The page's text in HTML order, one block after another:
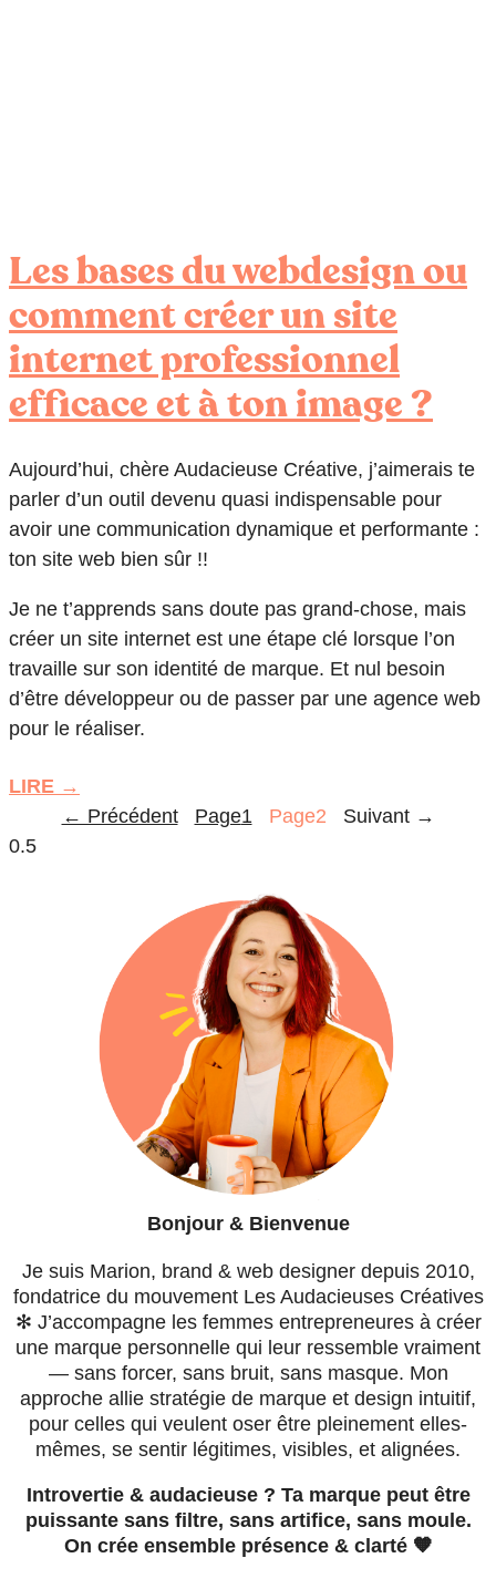
Les bases du webdesign ou
comment créer un site
internet professionnel
efficace et à ton image ?
Aujourd’hui, chère Audacieuse Créative, j’aimerais te
parler d’un outil devenu quasi indispensable pour
avoir une communication dynamique et performante :
ton site web bien sûr !!
Je ne t’apprends sans doute pas grand-chose, mais
créer un site internet est une étape clé lorsque l’on
travaille sur son identité de marque. Et nul besoin
d’être développeur ou de passer par une agence web
pour le réaliser.
LIRE →
← Précédent
Page1 Page2 Suivant →
Bonjour & Bienvenue
Je suis Marion, brand & web designer depuis 2010,
fondatrice du mouvement Les Audacieuses Créatives
✻ J’accompagne les femmes entrepreneures à créer
une marque personnelle qui leur ressemble vraiment
— sans forcer, sans bruit, sans masque. Mon
approche allie stratégie de marque et design intuitif,
pour celles qui veulent oser être pleinement elles-
mêmes, se sentir légitimes, visibles, et alignées.
Introvertie & audacieuse ? Ta marque peut être
puissante sans filtre, sans artifice, sans moule.
On crée ensemble présence & clarté 🧡